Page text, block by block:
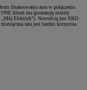
finansowania auta w połączeniu
klient ma gwarancję niskiej
„Mój Elektryk”). Nowością jest EKO
rata jest bardzo korzystna.